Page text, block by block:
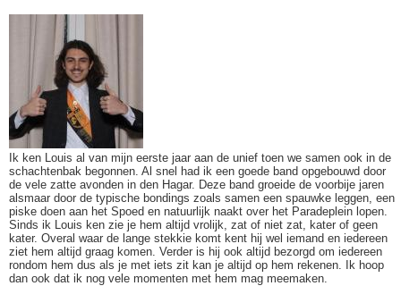
Ik ken Louis al van mijn eerste jaar aan de unief toen we samen ook in de
schachtenbak begonnen. Al snel had ik een goede band opgebouwd door
de vele zatte avonden in den Hagar. Deze band groeide de voorbije jaren
alsmaar door de typische bondings zoals samen een spauwke leggen, een
piske doen aan het Spoed en natuurlijk naakt over het Paradeplein lopen.
Sinds ik Louis ken zie je hem altijd vrolijk, zat of niet zat, kater of geen
kater. Overal waar de lange stekkie komt kent hij wel iemand en iedereen
ziet hem altijd graag komen. Verder is hij ook altijd bezorgd om iedereen
rondom hem dus als je met iets zit kan je altijd op hem rekenen. Ik hoop
dan ook dat ik nog vele momenten met hem mag meemaken.